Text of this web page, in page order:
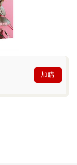
加購